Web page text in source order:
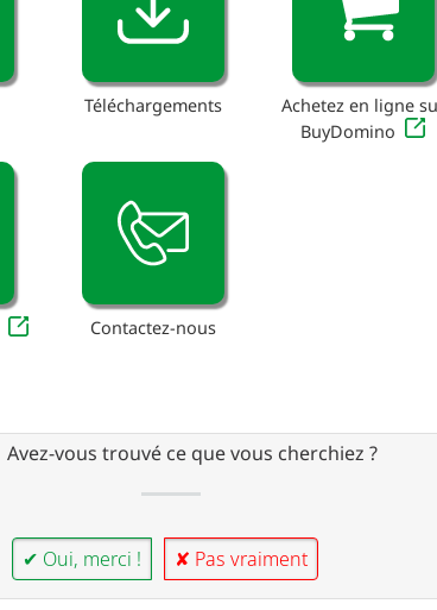
Téléchargements
Achetez en ligne
BuyDomino
Contactez-nous
Avez-vous trouvé ce que vous cherchiez ?
✔ Oui, merci ! ✘ Pas vraiment